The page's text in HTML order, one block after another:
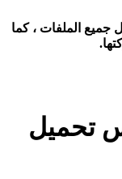
الملفات ، كما
تحميل